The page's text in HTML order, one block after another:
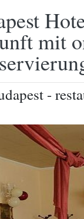
mit
-